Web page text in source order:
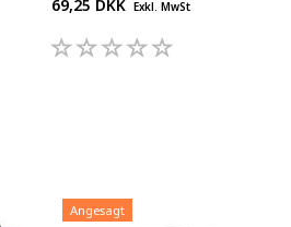
69,25 DKK Exkl. MwSt
Angesagt